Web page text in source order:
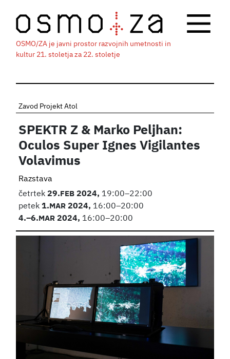
OSMO/ZA je javni prostor razvojnih umetnosti in
kultur 21. stoletja za 22. stoletje
Zavod Projekt Atol
SPEKTR Z & Marko Peljhan:
Oculos Super Ignes Vigilantes
Volavimus
Razstava
četrtek29. FEB2024, 19:00–22:00
petek1. MAR2024, 16:00–20:00
4.–6. MAR2024, 16:00–20:00